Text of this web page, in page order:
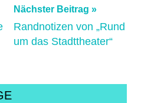
Nächster Beitrag
Randnotizen von „Rund
um das Stadttheater“